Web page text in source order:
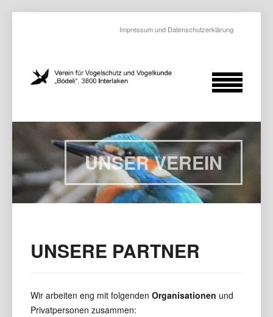
Impressum und Datenschutzerklärung
UNSER VEREIN
UNSERE PARTNER
Wir arbeiten eng mit folgenden Organisationen und
Privatpersonen zusammen: